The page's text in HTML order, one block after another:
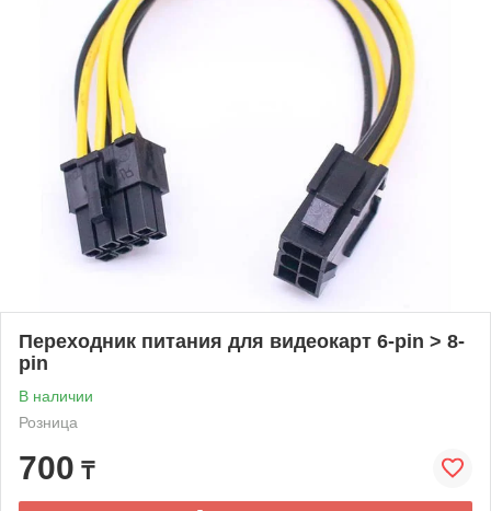
Переходник питания для видеокарт 6-pin > 8-
pin
В наличии
Розница
700 ₸